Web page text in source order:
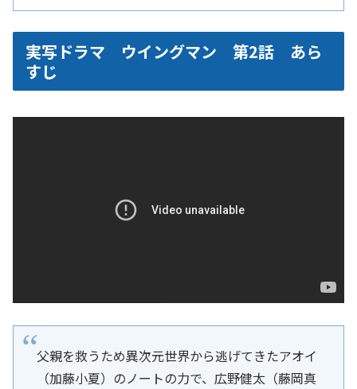
実写ドラマ ウイングマン 第2話 あら
すじ
父親を救うため異次元世界から逃げてきたアオイ
（加藤小夏）のノートの力で、広野健太（藤岡真